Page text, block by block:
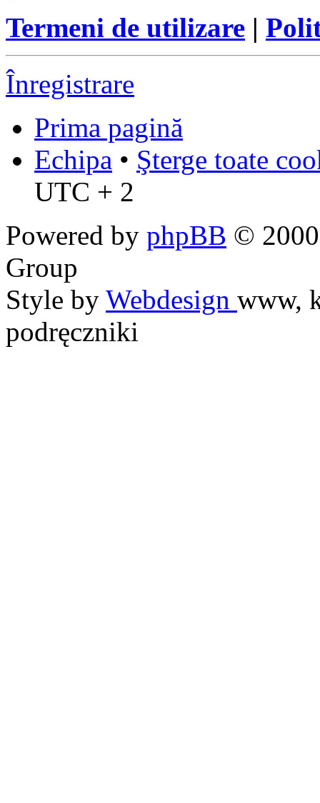
Termeni de utilizare |
Înregistrare
Prima pagină
Echipa • Şterge toate
UTC + 2
Powered by phpBB ©
Group
Style by Webdesign www,
podręczniki